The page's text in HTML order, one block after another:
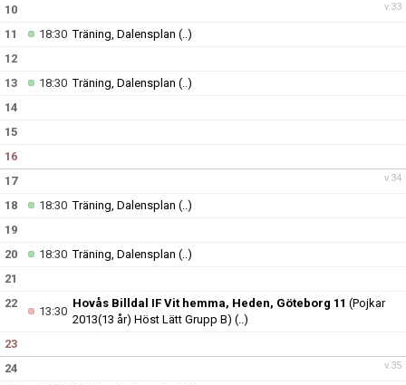
v.33
10
11
18:30Träning, Dalensplan (..)
12
13
18:30Träning, Dalensplan (..)
14
15
16
v.34
17
18
18:30Träning, Dalensplan (..)
19
20
18:30Träning, Dalensplan (..)
21
22
13:30
Hovås Billdal IF Vit hemma, Heden, Göteborg 11 (Pojkar
2013(13 år) Höst Lätt Grupp B) (..)
23
v.35
24